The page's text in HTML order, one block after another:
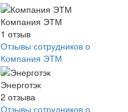
Компания ЭТМ
1 отзыв
Отзывы сотрудников о
Компания ЭТМ
Энерготэк
2 отзыва
Отзывы сотрудников о